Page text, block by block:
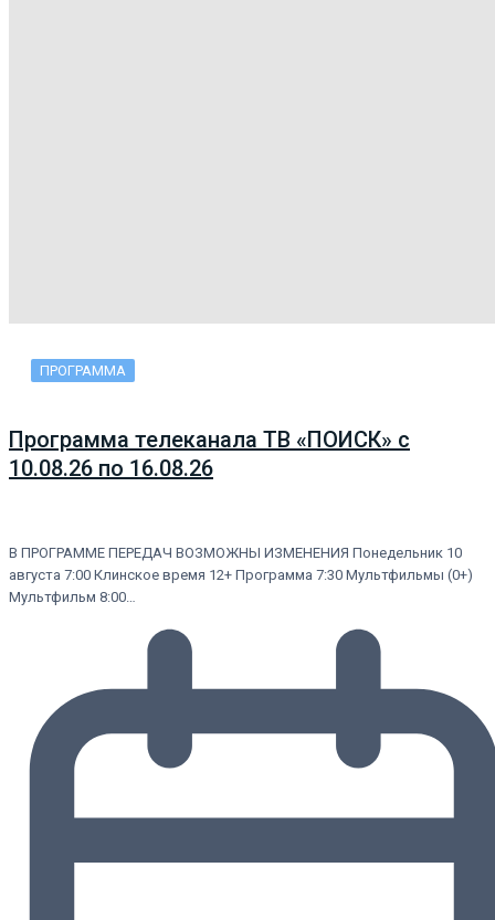
ПРОГРАММА
Программа телеканала ТВ «ПОИСК» с
10.08.26 по 16.08.26
В ПРОГРАММЕ ПЕРЕДАЧ ВОЗМОЖНЫ ИЗМЕНЕНИЯ Понедельник 10
августа 7:00 Клинское время 12+ Программа 7:30 Мультфильмы (0+)
Мультфильм 8:00…